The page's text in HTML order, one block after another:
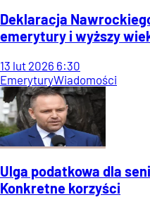
Deklaracja
emerytury i wyższy
13 lut 2026 6:30
EmeryturyWiadomości
Ulga podatkowa dla
Konkretne korzyści